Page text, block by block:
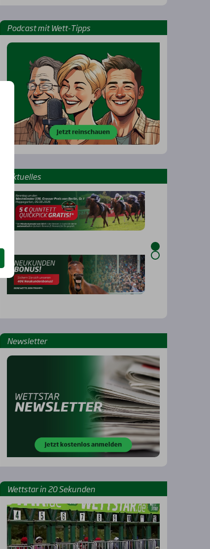
Pod­cast mit Wett-Tipps
Aktu­el­les
Rennbahnen
News­let­ter
Wett­star in 20 Sekun­den